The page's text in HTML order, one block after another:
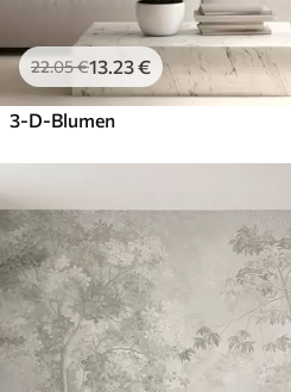
22.05€13 .23€
3-D-Blumen